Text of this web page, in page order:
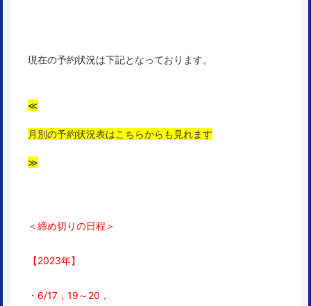
現在の予約状況は下記となっております。
≪
月別の予約状況表はこちらからも見れます
≫
＜締め切りの日程＞
【2023年】
・6/17，19～20，